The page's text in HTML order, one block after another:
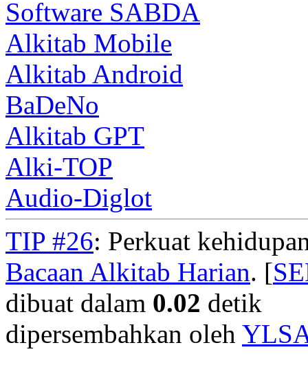
Software SABDA
Alkitab Mobile
Alkitab Android
BaDeNo
Alkitab GPT
Alki-TOP
Audio-Diglot
TIP #26: Perkuat
Bacaan Alkitab Harian. [
dibuat dalam 0.02 detik
dipersembahkan oleh